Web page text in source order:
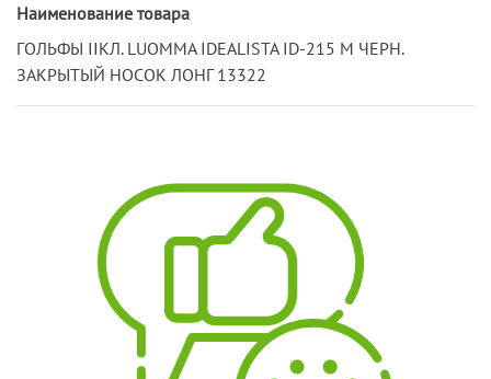
Наименование товара
ГОЛЬФЫ IIКЛ. LUOMMA IDEALISTA ID-215 M ЧЕРН.
ЗАКРЫТЫЙ НОСОК ЛОНГ 13322